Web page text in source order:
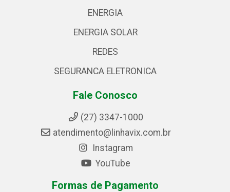
ENERGIA
ENERGIA SOLAR
REDES
SEGURANCA ELETRONICA
Fale Conosco
(27) 3347-1000
atendimento@linhavix.com.br
Instagram
YouTube
Formas de Pagamento